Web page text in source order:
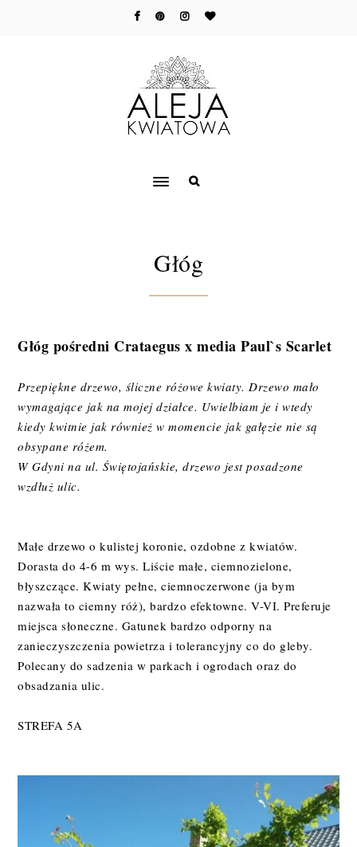
Głóg
Głóg pośredni Crataegus x media Paul`s Scarlet
Przepiękne drzewo, śliczne różowe kwiaty. Drzewo mało
wymagające jak na mojej działce. Uwielbiam je i wtedy
kiedy kwitnie jak również w momencie jak gałęzie nie są
obsypane różem.
W Gdyni na ul. Świętojańskie, drzewo jest posadzone
wzdłuż ulic.
Małe drzewo o kulistej koronie, ozdobne z kwiatów.
Dorasta do 4-6 m wys. Liście małe, ciemnozielone,
błyszczące. Kwiaty pełne, ciemnoczerwone (ja bym
nazwała to ciemny róż), bardzo efektowne. V-VI. Preferuje
miejsca słoneczne. Gatunek bardzo odporny na
zanieczyszczenia powietrza i tolerancyjny co do gleby.
Polecany do sadzenia w parkach i ogrodach oraz do
obsadzania ulic.
STREFA 5A